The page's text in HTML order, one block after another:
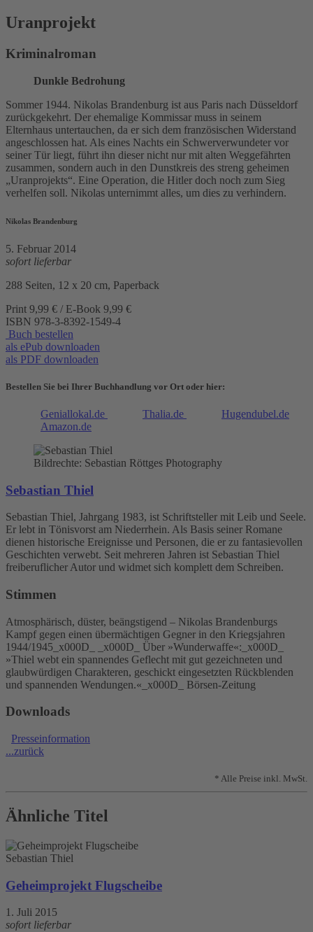
Uranprojekt
Kriminalroman
Dunkle Bedrohung
Sommer 1944. Nikolas Brandenburg ist aus Paris nach Düsseldorf
zurückgekehrt. Der ehemalige Kommissar muss in seinem
Elternhaus untertauchen, da er sich dem französischen Widerstand
angeschlossen hat. Als eines Nachts ein Schwerverwundeter vor
seiner Tür liegt, führt ihn dieser nicht nur mit alten Weggefährten
zusammen, sondern auch in den Dunstkreis des streng geheimen
„Uranprojekts“. Eine Operation, die Hitler doch noch zum Sieg
verhelfen soll. Nikolas unternimmt alles, um dies zu verhindern.
Nikolas Brandenburg
5. Februar 2014
sofort lieferbar
288 Seiten, 12 x 20 cm, Paperback
Print 9,99 € / E-Book 9,99 €
ISBN 978-3-8392-1549-4
Buch bestellen
als ePub downloaden
als PDF downloaden
Bestellen Sie bei Ihrer Buchhandlung vor Ort oder hier:
Geniallokal.de Thalia.de
Hugendubel.de
Amazon.de
Bildrechte: Sebastian Röttges Photography
Sebastian Thiel
Sebastian Thiel, Jahrgang 1983, ist Schriftsteller mit Leib und Seele.
Er lebt in Tönisvorst am Niederrhein. Als Basis seiner Romane
dienen historische Ereignisse und Personen, die er zu fantasievollen
Geschichten verwebt. Seit mehreren Jahren ist Sebastian Thiel
freiberuflicher Autor und widmet sich komplett dem Schreiben.
Stimmen
Atmosphärisch, düster, beängstigend – Nikolas Brandenburgs
Kampf gegen einen übermächtigen Gegner in den Kriegsjahren
1944/1945_x000D_ _x000D_ Über »Wunderwaffe«:_x000D_
»Thiel webt ein spannendes Geflecht mit gut gezeichneten und
glaubwürdigen Charakteren, geschickt eingesetzten Rückblenden
und spannenden Wendungen.«_x000D_ Börsen-Zeitung
Downloads
Presseinformation
...zurück
* Alle Preise inkl. MwSt.
Ähnliche Titel
Sebastian Thiel
Geheimprojekt Flugscheibe
1. Juli 2015
sofort lieferbar